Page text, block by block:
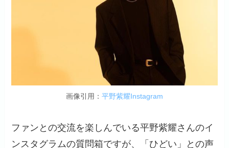
画像引用： 平野紫耀Instagram
ファンとの交流を楽しんでいる平野紫耀さんのイ
ンスタグラムの質問箱ですが、「ひどい」との声